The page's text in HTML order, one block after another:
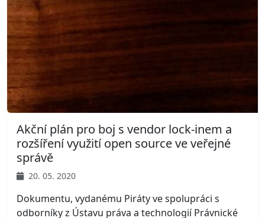
Akční plán pro boj s vendor lock-inem a
rozšíření využití open source ve veřejné
správě
20. 05. 2020
Dokumentu, vydanému Piráty ve spolupráci s
odborníky z Ústavu práva a technologií Právnické